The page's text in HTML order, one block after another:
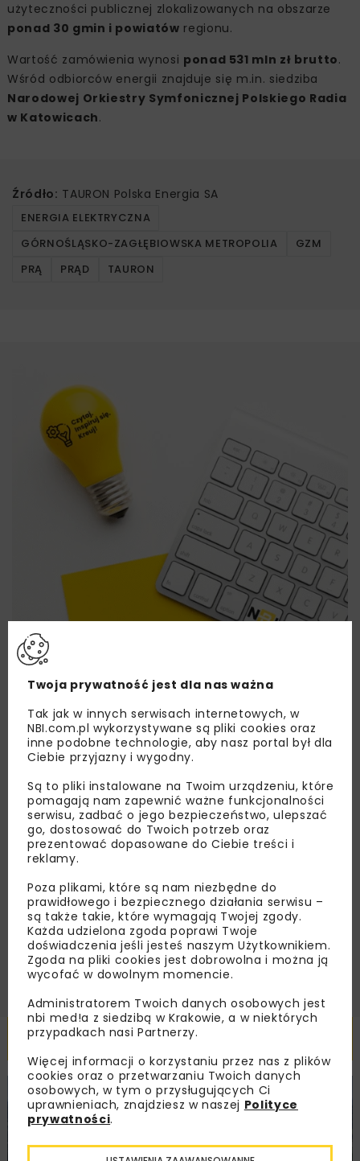
użyteczności publicznej zlokalizowanych na obszarze
ponad 30 gmin i powiatów regionu.
Wartość zamówienia wynosi ponad 531 mln zł brutto.
Wśród odbiorców energii znajduje się m.in. siedziba
Narodowej Orkiestry Symfonicznej Polskiego Radia
w Katowicach.
Źródło: TAURON Polska Energia SA
ENERGIA ELEKTRYCZNA
GÓRNOŚLĄSKO-ZAGŁĘBIOWSKA METROPOLIA
GZM
PRĄ
PRĄD TAURON
Zapisz się do newslettera aby otrzymywać od
nas najlepsze informacje branżowe,
zaproszenia na wydarzenia, atrakcyjne oferty i
dedykowane akcje specjalne.
Zapoznałam/em się z
podany przeze mnie adres e-mail korespondencji
handlowej w postaci newslettera.
ZAPISZ MNIE
Powiązane artykuły
KOLEJ WIADOMOŚCI
Twoja prywatność jest dla nas ważna
Tak jak w innych serwisach internetowych, w
NBI.com.pl wykorzystywane są pliki cookies oraz
inne podobne technologie, aby nasz portal był dla
Ciebie przyjazny i wygodny.
Są to pliki instalowane na Twoim urządzeniu, które
pomagają nam zapewnić ważne funkcjonalności
serwisu, zadbać o jego bezpieczeństwo, ulepszać
go, dostosować do Twoich potrzeb oraz
prezentować dopasowane do Ciebie treści i
reklamy.
Poza plikami, które są nam niezbędne do
prawidłowego i bezpiecznego działania serwisu –
są także takie, które wymagają Twojej zgody.
Każda udzielona zgoda poprawi Twoje
doświadczenia jeśli jesteś naszym Użytkownikiem.
Zgoda na pliki cookies jest dobrowolna i można ją
wycofać w dowolnym momencie.
Administratorem Twoich danych osobowych jest
nbi med!a z siedzibą w Krakowie, a w niektórych
przypadkach nasi Partnerzy.
Więcej informacji o korzystaniu przez nas z plików
cookies oraz o przetwarzaniu Twoich danych
osobowych, w tym o przysługujących Ci
uprawnieniach, znajdziesz w naszej Polityce
prywatności.